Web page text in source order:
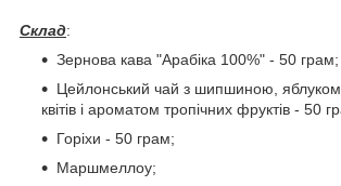
Склад:
Зернова кава "Арабіка 100%" - 50 грам;
Цейлонський чай з шипшиною,
квітів і ароматом тропічних фруктів - 50
Горіхи - 50 грам;
Маршмеллоу;